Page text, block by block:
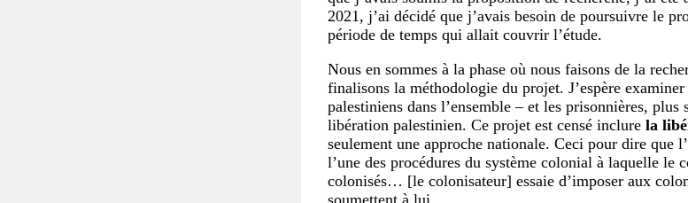
2021, j’ai décidé que j’avais besoin de poursuivre le
période de temps qui allait couvrir l’étude.
Nous en sommes à la phase où nous faisons de la
finalisons la méthodologie du projet. J’espère
palestiniens dans l’ensemble – et les prisonnières,
libération palestinien. Ce projet est censé inclure la
seulement une approche nationale. Ceci pour dire que
l’une des procédures du système colonial à laquelle le
colonisés… [le colonisateur] essaie d’imposer aux